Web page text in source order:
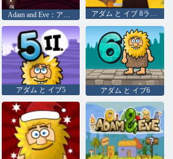
アダム と イブ 8ラブクエスト
アダム と イブ5 アダム と イブ6